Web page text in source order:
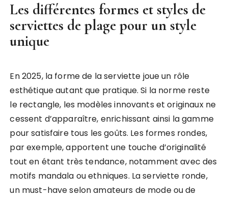
Les différentes formes et styles de
serviettes de plage pour un style
unique
En 2025, la forme de la serviette joue un rôle
esthétique autant que pratique. Si la norme reste
le rectangle, les modèles innovants et originaux ne
cessent d’apparaître, enrichissant ainsi la gamme
pour satisfaire tous les goûts. Les formes rondes,
par exemple, apportent une touche d’originalité
tout en étant très tendance, notamment avec des
motifs mandala ou ethniques. La serviette ronde,
un must-have selon amateurs de mode ou de